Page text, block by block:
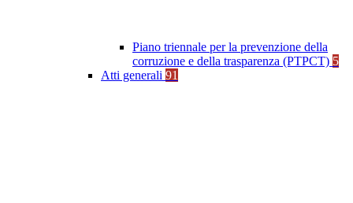
Piano triennale per la prevenzione della
corruzione e della trasparenza (PTPCT) 5
Atti generali 91